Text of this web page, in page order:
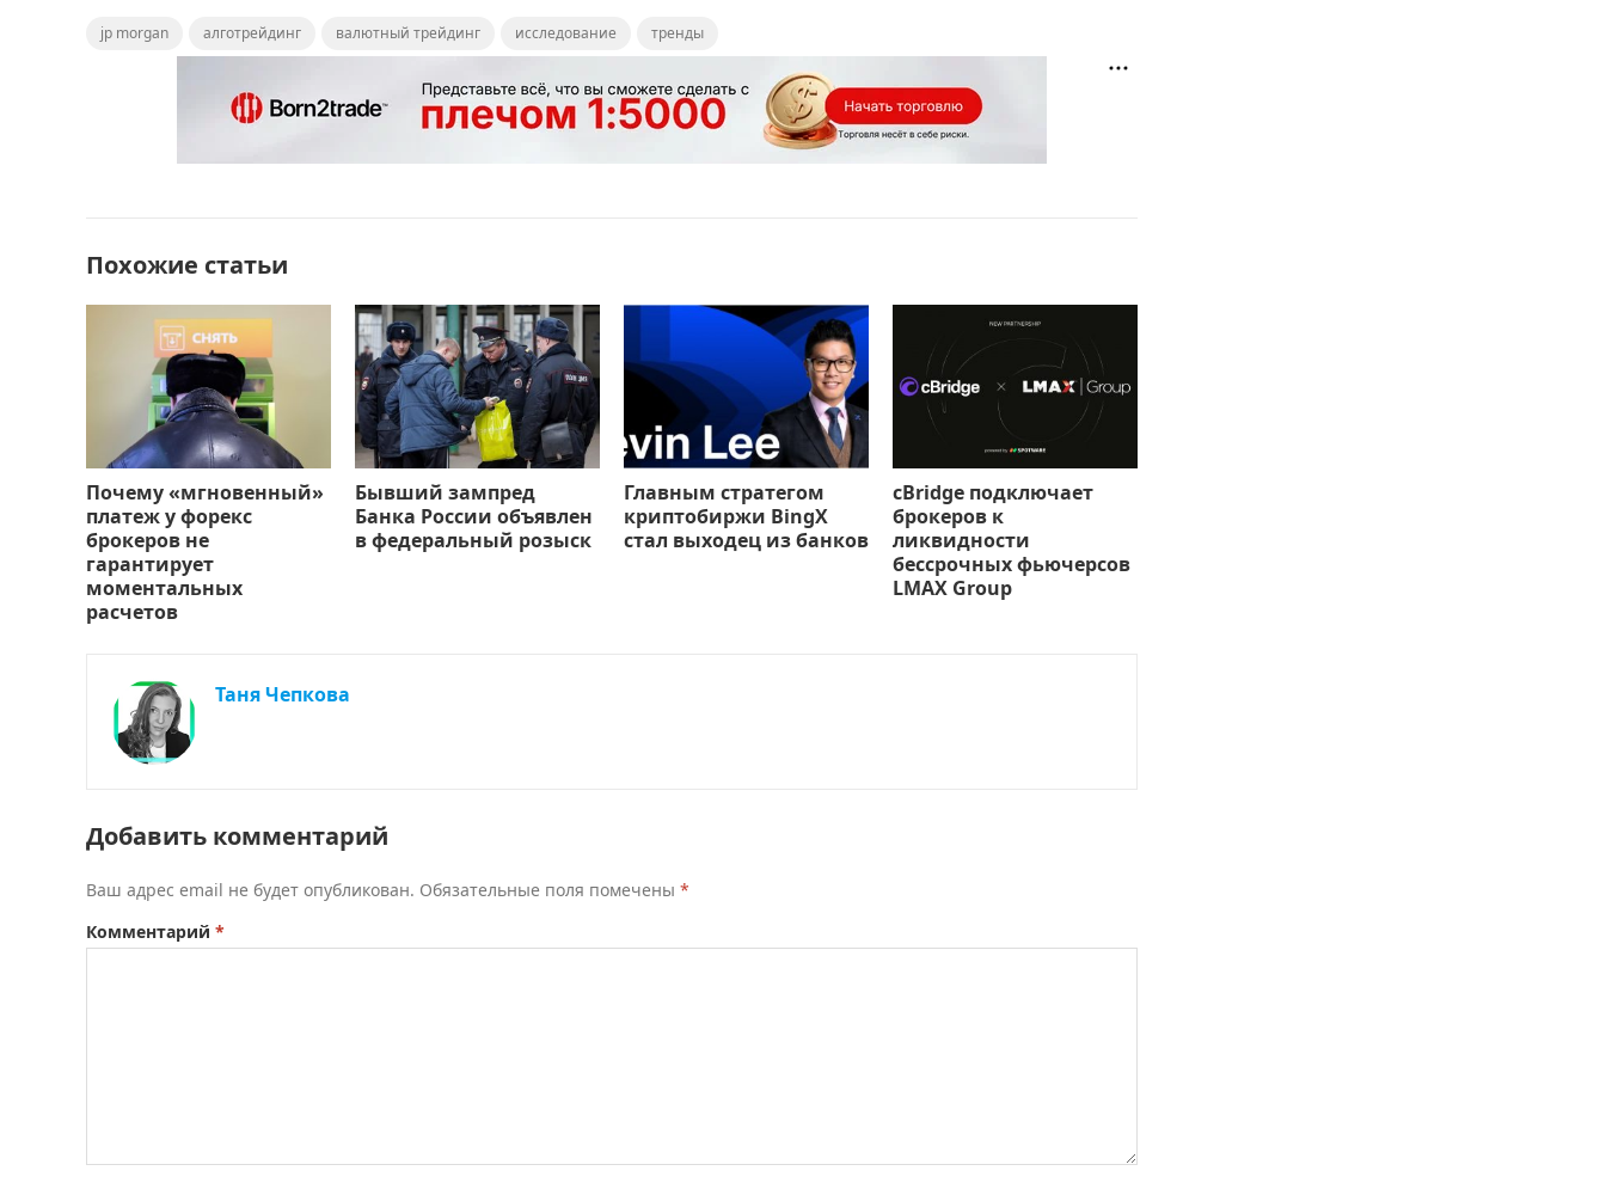
c st
o
ai
l
п
р
а
в
ь
jp morgan алготрейдинг валютный трейдинг исследование тренды
Похожие статьи
Почему «мгновенный»
платеж у форекс
брокеров не
гарантирует
моментальных
расчетов
Бывший зампред
Банка России объявлен
в федеральный розыск
Главным стратегом
криптобиржи BingX
стал выходец из банков
cBridge подключает
брокеров к
ликвидности
бессрочных фьючерсов
LMAX Group
Таня Чепкова
Добавить комментарий
Ваш адрес email не будет опубликован. Обязательные поля помечены *
Комментарий *